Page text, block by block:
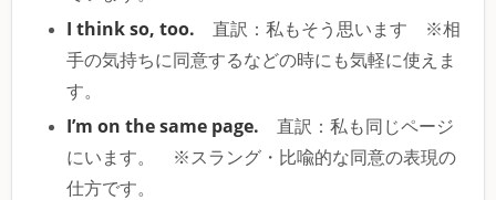
I think so, too. 直訳：私もそう思います ※相
手の気持ちに同意するなどの時にも気軽に使えま
す。
I’m on the same page. 直訳：私も同じページ
にいます。 ※スラング・比喩的な同意の表現の
仕方です。